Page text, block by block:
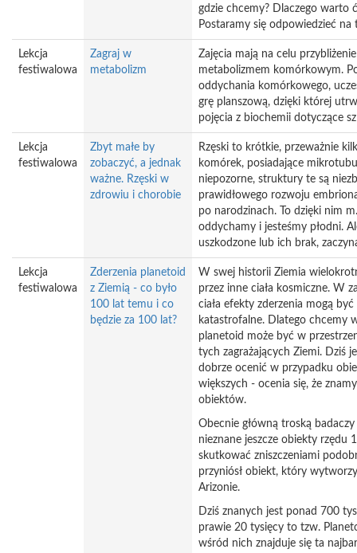
gdzie chcemy? Dlaczego warto
Postaramy się odpowiedzieć na
Lekcja
festiwalowa
Zagraj w
metabolizm
Zajęcia mają na celu
metabolizmem komórkowym.
oddychania komórkowego,
grę planszową, dzięki której
pojęcia z biochemii dotyczące
Lekcja
festiwalowa
Zbyt małe by
zobaczyć, a jednak
ważne. Rzęski w
zdrowiu i chorobie
Rzęski to krótkie, przeważnie
komórek, posiadające
niepozorne, struktury te są
prawidłowego rozwoju
po narodzinach. To dzięki nim
oddychamy i jesteśmy płodni.
uszkodzone lub ich brak,
Lekcja
festiwalowa
Zderzenia planetoid
z Ziemią - co było
100 lat temu i co
będzie za 100 lat?
W swej historii Ziemia
przez inne ciała kosmiczne. W
ciała efekty zderzenia mogą
katastrofalne. Dlatego chcemy
planetoid może być w
tych zagrażających Ziemi. Dziś
dobrze ocenić w przypadku
większych - ocenia się, że
obiektów.
Obecnie główną troską badaczy
nieznane jeszcze obiekty rzędu
skutkować zniszczeniami
przyniósł obiekt, który
Arizonie.
Dziś znanych jest ponad 700
prawie 20 tysięcy to tzw.
wśród nich znajduje się ta